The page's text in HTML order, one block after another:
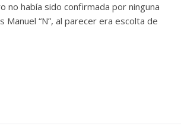
no había sido confirmada por ninguna
“N”, al parecer era escolta de